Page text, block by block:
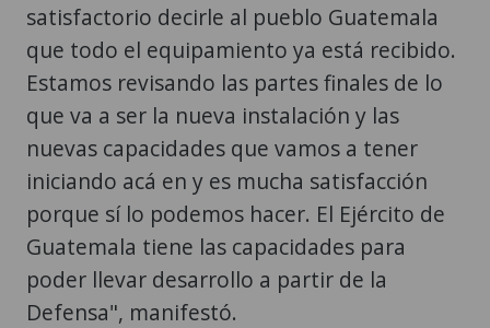
satisfactorio decirle al pueblo Guatemala
que todo el equipamiento ya está recibido.
Estamos revisando las partes finales de lo
que va a ser la nueva instalación y las
nuevas capacidades que vamos a tener
iniciando acá en y es mucha satisfacción
porque sí lo podemos hacer. El Ejército de
Guatemala tiene las capacidades para
poder llevar desarrollo a partir de la
Defensa", manifestó.